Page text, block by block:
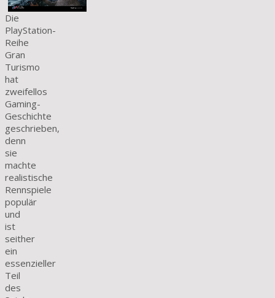
Die
PlayStation-
Reihe
Gran
Turismo
hat
zweifellos
Gaming-
Geschichte
geschrieben,
denn
sie
machte
realistische
Rennspiele
populär
und
ist
seither
ein
essenzieller
Teil
des